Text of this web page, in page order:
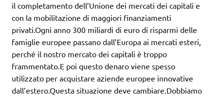
il completamento dell’Unione dei mercati dei capitali e
con la mobilitazione di maggiori finanziamenti
privati.Ogni anno 300 miliardi di euro di risparmi delle
famiglie europee passano dall’Europa ai mercati esteri,
perché il nostro mercato dei capitali è troppo
frammentato.E poi questo denaro viene spesso
utilizzato per acquistare aziende europee innovative
dall’estero.Questa situazione deve cambiare.Dobbiamo